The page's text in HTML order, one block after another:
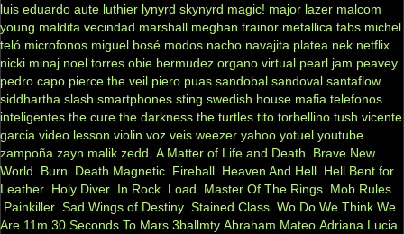
luis eduardo aute luthier lynyrd skynyrd magic! major lazer malcom
young maldita vecindad marshall meghan trainor metallica tabs michel
teló microfonos miguel bosé modos nacho navajita platea nek netflix
nicki minaj noel torres obie bermudez organo virtual pearl jam peavey
pedro capo pierce the veil piero puas sandobal sandoval santaflow
siddhartha slash smartphones sting swedish house mafia telefonos
inteligentes the cure the darkness the turtles tito torbellino tush vicente
garcia video lesson violin voz veis weezer yahoo yotuel youtube
zampoña zayn malik zedd .A Matter of Life and Death
.Brave New
World
.Burn .Death Magnetic .Fireball .Heaven And Hell .Hell Bent for
Leather .Holy Diver .In Rock .Load .Master Of The Rings .Mob Rules
.Painkiller .Sad Wings of Destiny .Stained Class .Wo Do We Think We
Are 11m 30 Seconds To Mars 3ballmty Abraham Mateo Adriana Lucia